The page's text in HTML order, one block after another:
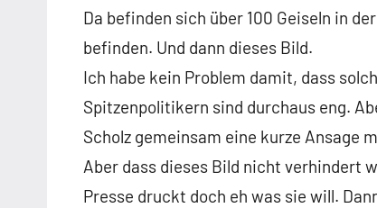
Da befinden sich über 100 Geiseln in
befinden. Und dann dieses Bild.
Ich habe kein Problem damit, dass
Spitzenpolitikern sind durchaus eng.
Scholz gemeinsam eine kurze Ansage
Aber dass dieses Bild nicht verhindert
Presse druckt doch eh was sie will.